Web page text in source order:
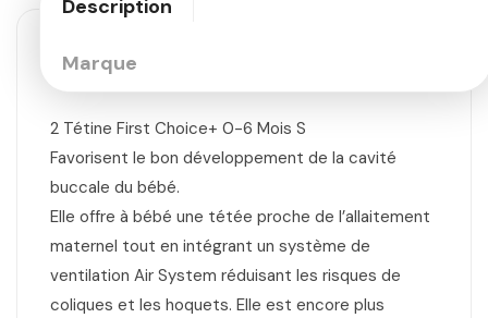
Description
Marque
2 Tétine First Choice+ 0-6 Mois S
Favorisent le bon développement de la cavité
buccale du bébé.
Elle offre à bébé une tétée proche de l’allaitement
maternel tout en intégrant un système de
ventilation Air System réduisant les risques de
coliques et les hoquets. Elle est encore plus